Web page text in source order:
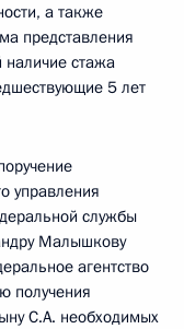
а также
представления
стажа
5 лет
управления
службы
Малышкову
агентство
получения
С.А. необходимых